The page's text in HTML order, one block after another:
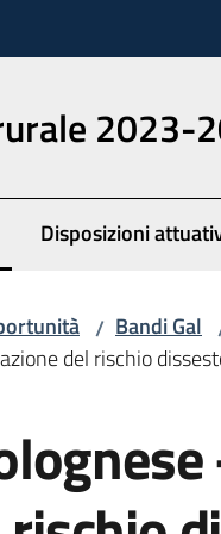
2023-
Disposizioni
/ Bandi Gal
del rischio